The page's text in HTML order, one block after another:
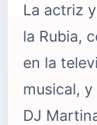
La actriz
la Rubia,
en la
musical,
DJ